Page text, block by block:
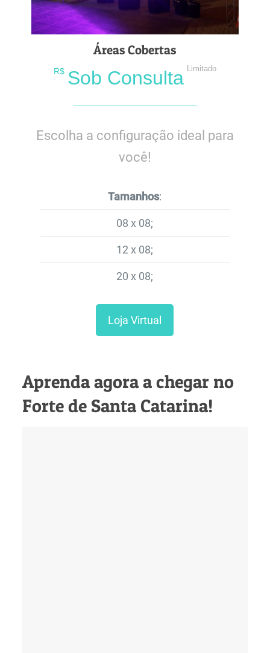
Áreas Cobertas
R$ Sob Consulta Limitado
Escolha a configuração ideal para
você!
Tamanhos:
08 x 08;
12 x 08;
20 x 08;
Loja Virtual
Aprenda agora a chegar no
Forte de Santa Catarina!